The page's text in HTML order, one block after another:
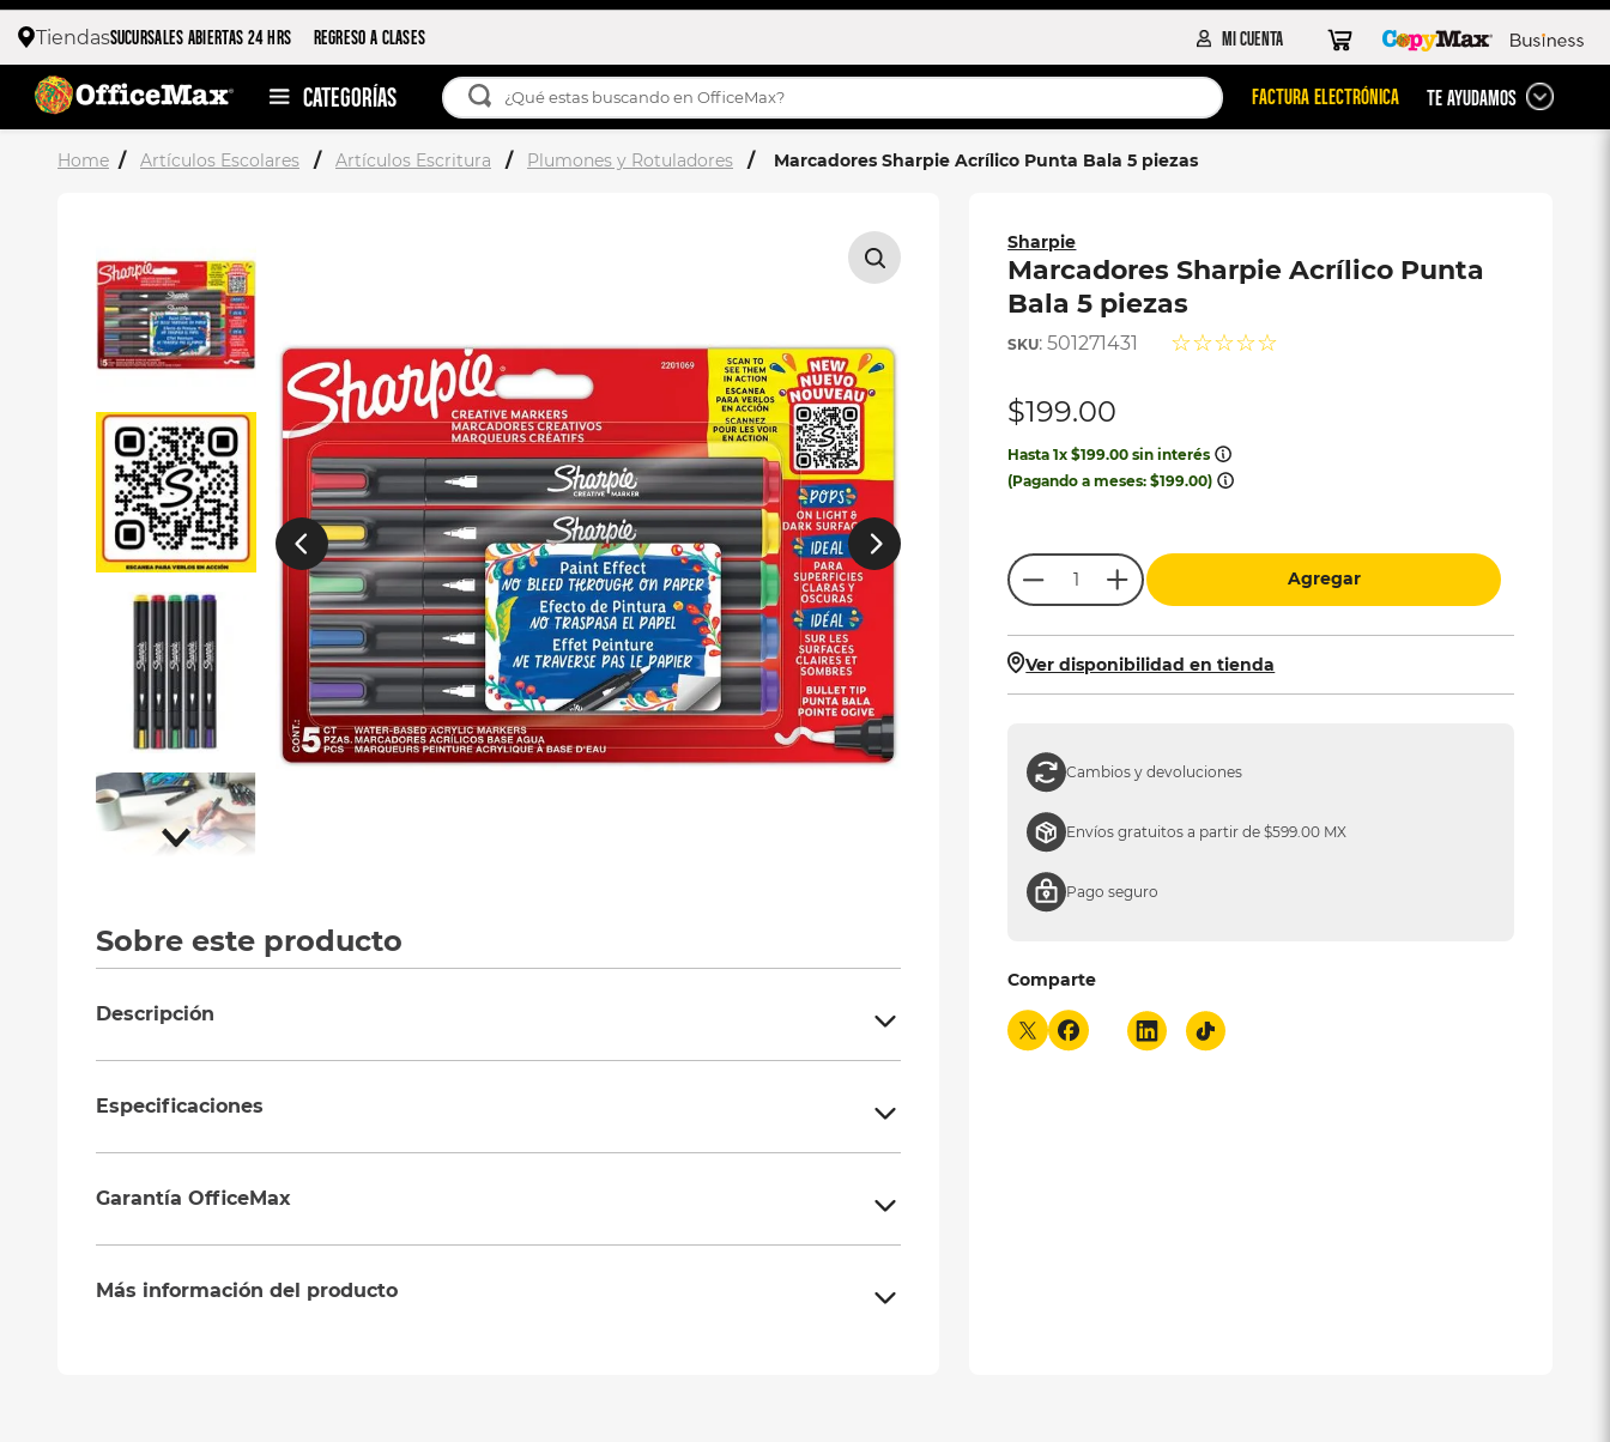
TiendasSUCURSALES ABIERTAS 24 HRS REGRESO A CLASES
¿Qué estas buscando en OfficeMax? FACTURA ELECTRÓNICA TE AYUDAMOS
Artículos Escolares Artículos Escritura Plumones y Rotuladores Marcadores Sharpie Acrílico Punta Bala 5 piezas
Sobre este producto
Descripción
Especificaciones
Garantía OfficeMax
Más información del producto
Sharpie
Marcadores Sharpie Acrílico Punta
Bala 5 piezas
:501271431 ☆☆☆☆☆
$199.00
Hasta1x$199.00 sin interés
(Pagando a meses:$199.00)
Agregar
Ver disponibilidad en tienda
Cambios y devoluciones
Envíos gratuitos a partir de $599.00 MX
Pago seguro
Comparte
5.
mochilas
6.
7.
mochila
8.
carpeta
9.
carpetas
10. sillas